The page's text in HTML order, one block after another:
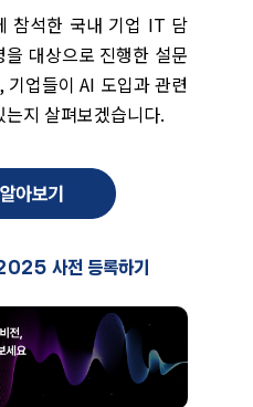
참석한 국내 기업 IT 담
대상으로 진행한 설문
업들이 AI 도입과 관련
지 살펴보겠습니다.
사전 등록하기